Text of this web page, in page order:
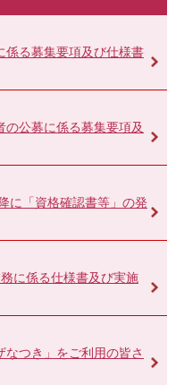
係る募集要項及び仕様書
公募に係る募集要項及
に「資格確認書等」の発
に係る仕様書及び実施
なつき」をご利用の皆さ